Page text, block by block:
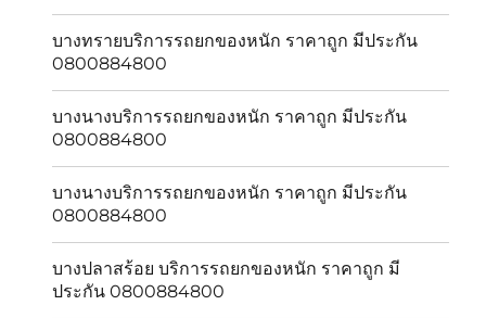
บางทรายบริการรถยกของหนัก ราคาถูก มีประกัน
0800884800
บางนางบริการรถยกของหนัก ราคาถูก มีประกัน
0800884800
บางนางบริการรถยกของหนัก ราคาถูก มีประกัน
0800884800
บางปลาสร้อย บริการรถยกของหนัก ราคาถูก มี
ประกัน 0800884800